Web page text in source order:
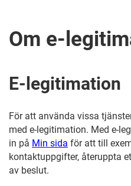
Om e-
E-legitimation
För att använda vissa
med e-legitimation. Med e-
in på Min sida för att till
kontaktuppgifter, återuppta
av beslut.